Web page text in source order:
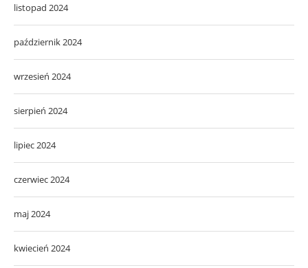
listopad 2024
październik 2024
wrzesień 2024
sierpień 2024
lipiec 2024
czerwiec 2024
maj 2024
kwiecień 2024